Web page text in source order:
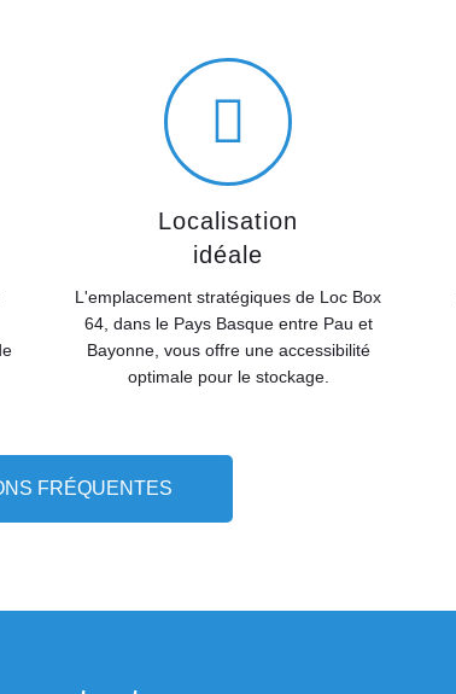
Localisation
idéale
L'emplacement stratégiques de Loc Box
64, dans le Pays Basque entre Pau et
Bayonne, vous offre une accessibilité
optimale pour le stockage.
FRÉQUENTES